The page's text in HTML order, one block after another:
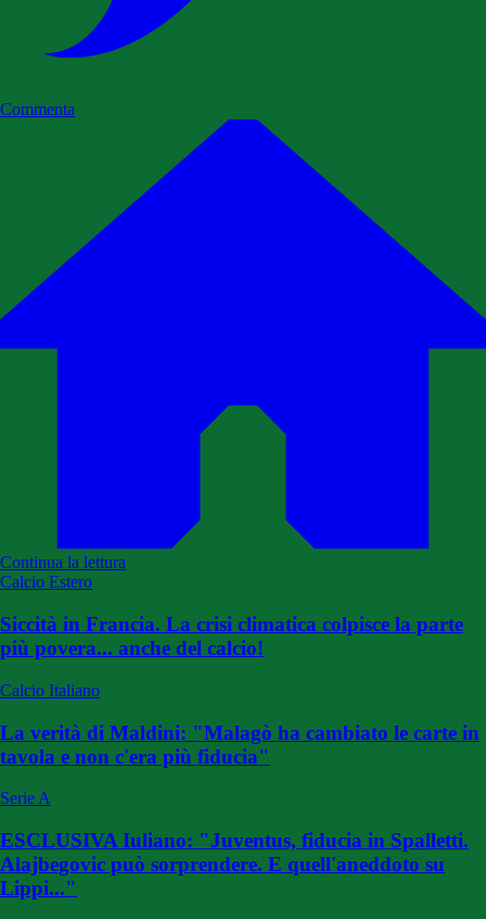
Commenta
Continua la lettura
Calcio Estero
Siccità in Francia. La crisi climatica colpisce la parte
più povera... anche del calcio!
Calcio Italiano
La verità di Maldini: "Malagò ha cambiato le carte in
tavola e non c'era più fiducia"
Serie A
ESCLUSIVA Iuliano: "Juventus, fiducia in Spalletti.
Alajbegovic può sorprendere. E quell'aneddoto su
Lippi..."